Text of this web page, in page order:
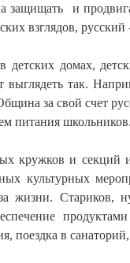
защищать и
взглядов,
детских домах,
так.
за свой счет
питания школьников.
кружков и секций
культурных
жизни.
поездка в